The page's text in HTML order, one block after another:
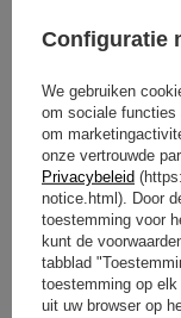
De apparatuur
constructie op
onderscheidt
waardoor de
wordt van elke
Configuratie
We gebruiken
om sociale functies
om
onze vertrouwde
Privacybeleid
notice.html). Door
toestemming voor
kunt de
tabblad
toestemming op
uit uw browser op